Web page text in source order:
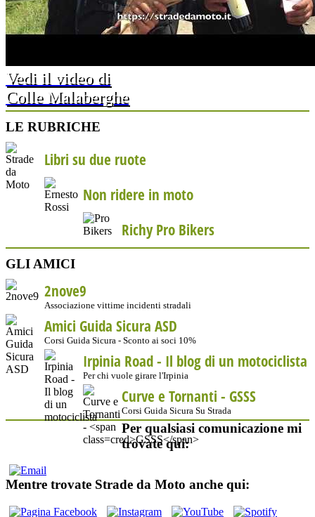
Vedi il video di
Colle Malaberghe
LE RUBRICHE
Libri su due ruote
Non ridere in moto
Richy Pro Bikers
GLI AMICI
2nove9
Associazione vittime incidenti stradali
Amici Guida Sicura ASD
Corsi Guida Sicura - Sconto ai soci 10%
Irpinia Road - Il blog di un motociclista
Per chi vuole girare l'Irpinia
Curve e Tornanti - GSSS
Corsi Guida Sicura Su Strada
Per qualsiasi comunicazione mi
trovate qui:
Mentre trovate Strade da Moto anche qui: